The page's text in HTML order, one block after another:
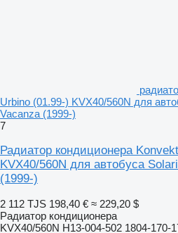
Urbino (01.99-) KVX40/560N для
Vacanza (1999-)
7
Радиатор кондиционера
KVX40/560N для автобуса
(1999-)
2 112 TJS 198,40 € ≈ 229,20 $
Радиатор кондиционера
KVX40/560N H13-004-502 1804-170-